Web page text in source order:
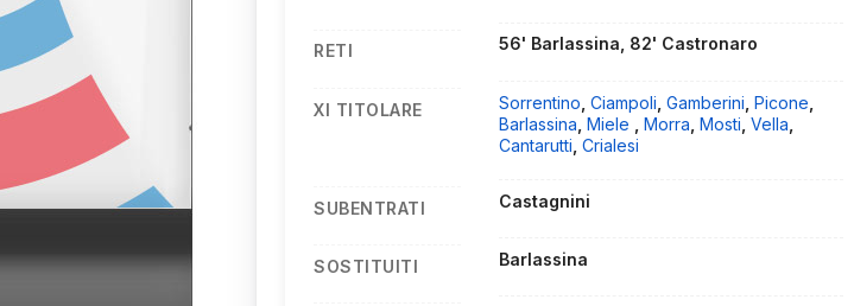
RETI 56' Barlassina, 82' Castronaro
XI TITOLARE Sorrentino ,Ciampoli ,Gamberini ,Picone
Barlassina ,Miele ,Morra ,Mosti ,Vella
Cantarutti ,Crialesi
SUBENTRATI Castagnini
SOSTITUITI Barlassina